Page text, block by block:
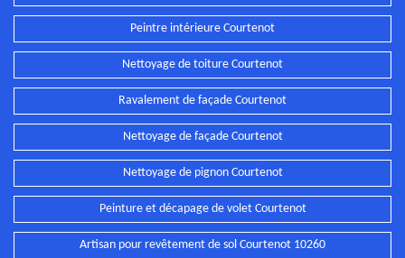
Peintre intérieure Courtenot
Nettoyage de toiture Courtenot
Ravalement de façade Courtenot
Nettoyage de façade Courtenot
Nettoyage de pignon Courtenot
Peinture et décapage de volet Courtenot
Artisan pour revêtement de sol Courtenot 10260